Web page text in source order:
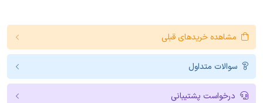
مشاهده خریدهای قبلی
سوالات متداول
درخواست پشتیبانی